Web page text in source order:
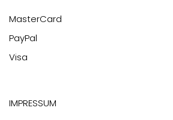
MasterCard
PayPal
Visa
Impressum